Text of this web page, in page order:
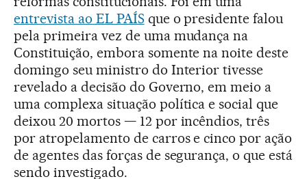
entrevista ao EL PAÍS que o presidente falou
pela primeira vez de uma mudança na
Constituição, embora somente na noite deste
domingo seu ministro do Interior tivesse
revelado a decisão do Governo, em meio a
uma complexa situação política e social que
deixou 20 mortos — 12 por incêndios, três
por atropelamento de carros e cinco por ação
de agentes das forças de segurança, o que está
sendo investigado.